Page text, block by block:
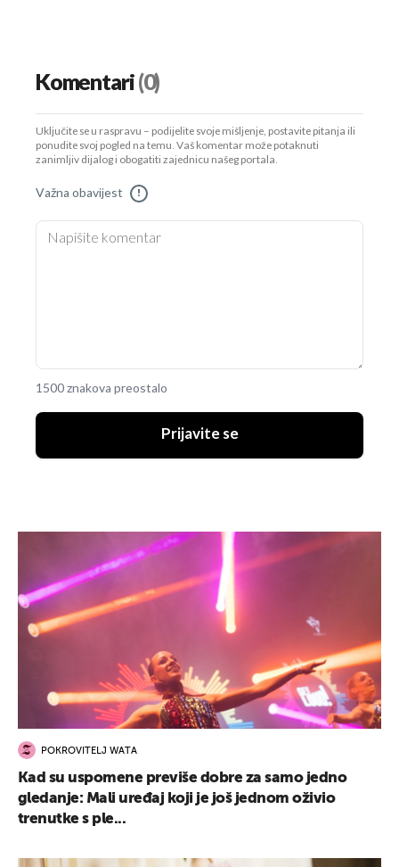
Komentari(0)
Uključite se u raspravu – podijelite svoje mišljenje, postavite pitanja ili
ponudite svoj pogled na temu. Vaš komentar može potaknuti
zanimljiv dijalog i obogatiti zajednicu našeg portala.
Važna obavijest !
1500 znakova preostalo
Prijavite se
POKROVITELJ WATA
Kad su uspomene previše dobre za samo jedno
gledanje: Mali uređaj koji je još jednom oživio
trenutke s ple...